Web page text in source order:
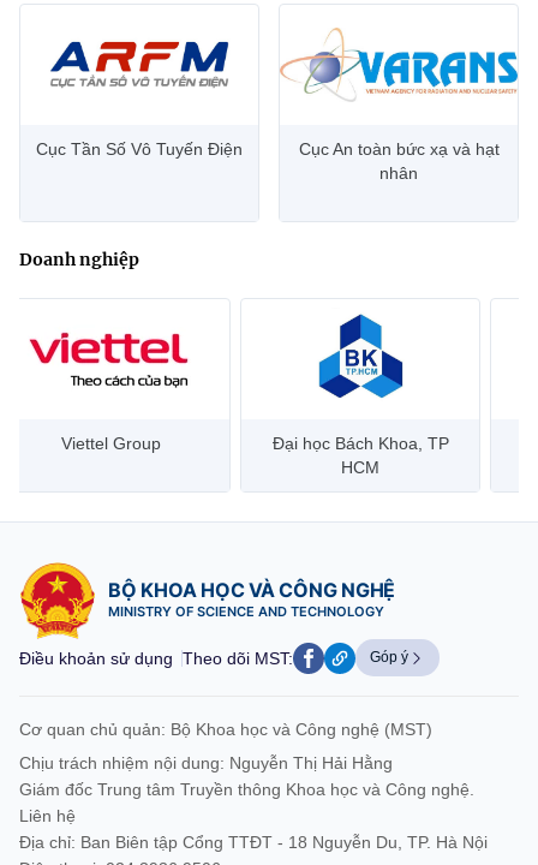
Cục Tần Số Vô Tuyến Điện
Cục An toàn bức xạ và hạt
nhân
Doanh nghiệp
Đại học Bách Khoa, TP
Bưu điện Việt Nam –
Vietnam Post
BỘ KHOA HỌC VÀ CÔNG NGHỆ
MINISTRY OF SCIENCE AND TECHNOLOGY
Điều khoản sử dụng Theo dõi MST: Góp ý
Cơ quan chủ quản: Bộ Khoa học và Công nghệ (MST)
Chịu trách nhiệm nội dung: Nguyễn Thị Hải Hằng
Giám đốc Trung tâm Truyền thông Khoa học và Công nghệ.
Liên hệ
Địa chỉ: Ban Biên tập Cổng TTĐT - 18 Nguyễn Du, TP. Hà Nội